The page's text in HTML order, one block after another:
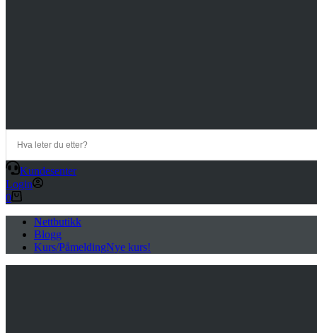
Kundesenter
Login
Handlekurv
0
Nettbutikk
Blogg
Kurs/PåmeldingNye kurs!